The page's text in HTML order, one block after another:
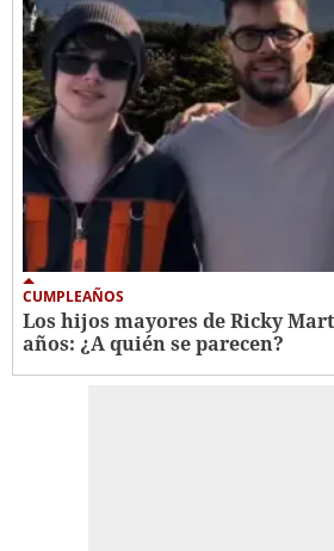
CUMPLEAÑOS
Los hijos mayores de Ricky
años: ¿A quién se parecen?